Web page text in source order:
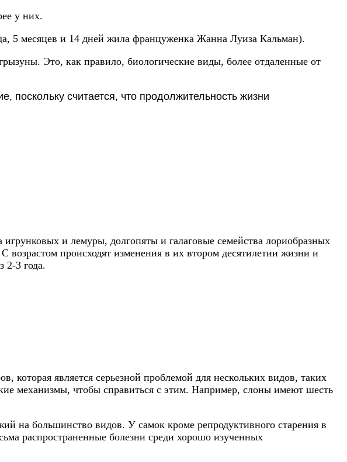
у них.
5 месяцев и 14 дней жила француженка Жанна Луиза Кальман).
Это, как правило, биологические виды, более отдаленные от
считается, что продолжительность жизни
и лемуры, долгопяты и галаговые семейства лориобразных
происходят изменения в их втором десятилетии жизни и
2-3 года.
которая является серьезной проблемой для нескольких видов, таких
механизмы, чтобы справиться с этим. Например, слоны имеют шесть
на большинство видов. У самок кроме репродуктивного старения в
распространенные болезни среди хорошо изученных